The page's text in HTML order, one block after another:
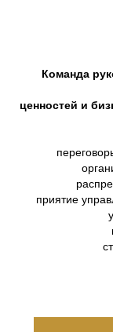
Команда
ценностей и
приятие